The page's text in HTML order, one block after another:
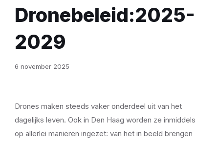
Dronebeleid:2025-
2029
6 november 2025
Drones maken steeds vaker onderdeel uit van het
dagelijks leven. Ook in Den Haag worden ze inmiddels
op allerlei manieren ingezet: van het in beeld brengen